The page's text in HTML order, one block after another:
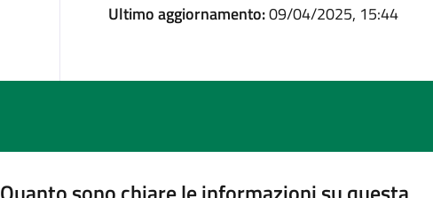
Ultimo aggiornamento:09/04/2025, 15:44